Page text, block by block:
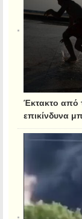
Έκτακτο από
επικίνδυνα